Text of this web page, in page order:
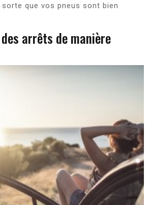
que vos pneus sont bien
arrêts de manière